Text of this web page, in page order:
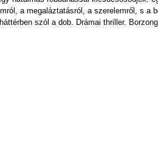
a megaláztatásról, a szerelemről, s a
szól a dob. Drámai thriller.